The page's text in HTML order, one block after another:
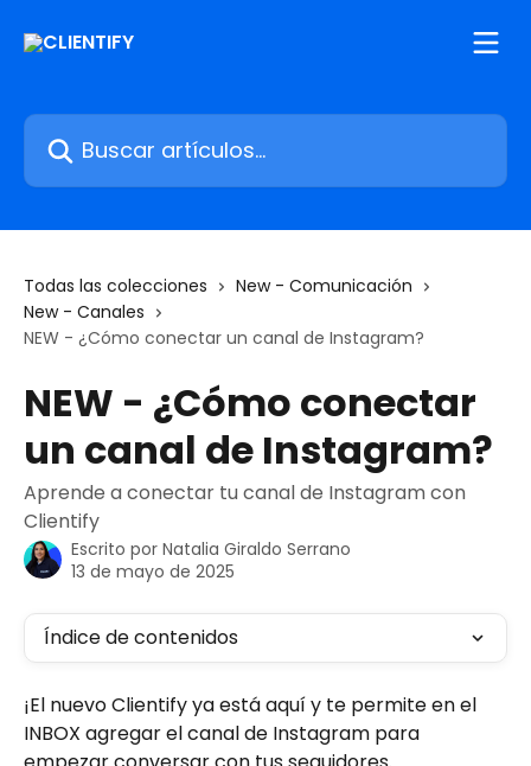
Buscar artículos...
Todas las colecciones
New - Comunicación
New - Canales
NEW - ¿Cómo conectar un canal de Instagram?
NEW - ¿Cómo conectar
un canal de Instagram?
Aprende a conectar tu canal de Instagram con
Clientify
Escrito por Natalia Giraldo Serrano
13 de mayo de 2025
Índice de contenidos
¡El nuevo Clientify ya está aquí y te permite en el
INBOX agregar el canal de Instagram para